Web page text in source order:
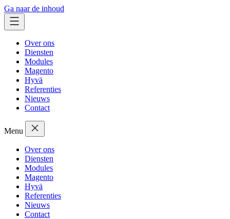
Ga naar de inhoud
Over ons
Diensten
Modules
Magento
Hyvä
Referenties
Nieuws
Contact
Menu
Over ons
Diensten
Modules
Magento
Hyvä
Referenties
Nieuws
Contact